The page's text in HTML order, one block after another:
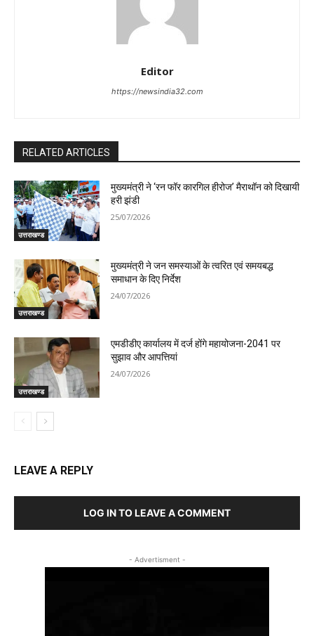
Editor
https://newsindia32.com
RELATED ARTICLES
उत्तराखण्ड
मुख्यमंत्री ने ‘रन फॉर कारगिल हीरोज’ मैराथॉन को दिखायी
हरी झंडी
25/07/2026
उत्तराखण्ड
मुख्यमंत्री ने जन समस्याओं के त्वरित एवं समयबद्ध
समाधान के दिए निर्देश
24/07/2026
उत्तराखण्ड
एमडीडीए कार्यालय में दर्ज होंगे महायोजना-2041 पर
सुझाव और आपत्तियां
24/07/2026
LEAVE A REPLY
LOG IN TO LEAVE A COMMENT
- Advertisment -